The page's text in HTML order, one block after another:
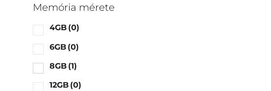
Memória mérete
4GB (0)
6GB (0)
8GB (1)
12GB (0)